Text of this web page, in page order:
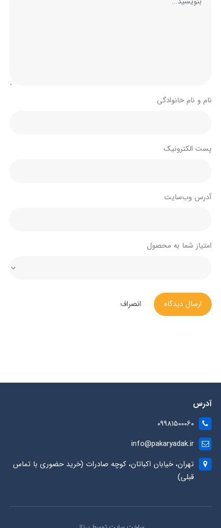
نام و نام خانوادگی
پست الکترونیک
آدرس وب‌سایت
امتیاز شما به محصول
ارسال دیدگاه انصراف
آدرس
09981500060
info@pakaryadak.ir
تهران، خیابان اکباتان، کوچه صادرات (خرید حضوری با تماس
قبلی)